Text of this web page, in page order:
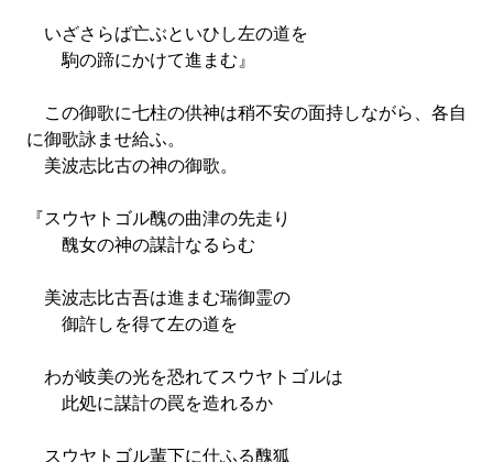
いざさらば亡ぶといひし左の道を
駒の蹄にかけて進まむ』
この御歌に七柱の供神は稍不安の面持しながら、各自
に御歌詠ませ給ふ。
美波志比古の神の御歌。
『スウヤトゴル醜の曲津の先走り
醜女の神の謀計なるらむ
美波志比古吾は進まむ瑞御霊の
御許しを得て左の道を
わが岐美の光を恐れてスウヤトゴルは
此処に謀計の罠を造れるか
スウヤトゴル輩下に仕ふる醜狐